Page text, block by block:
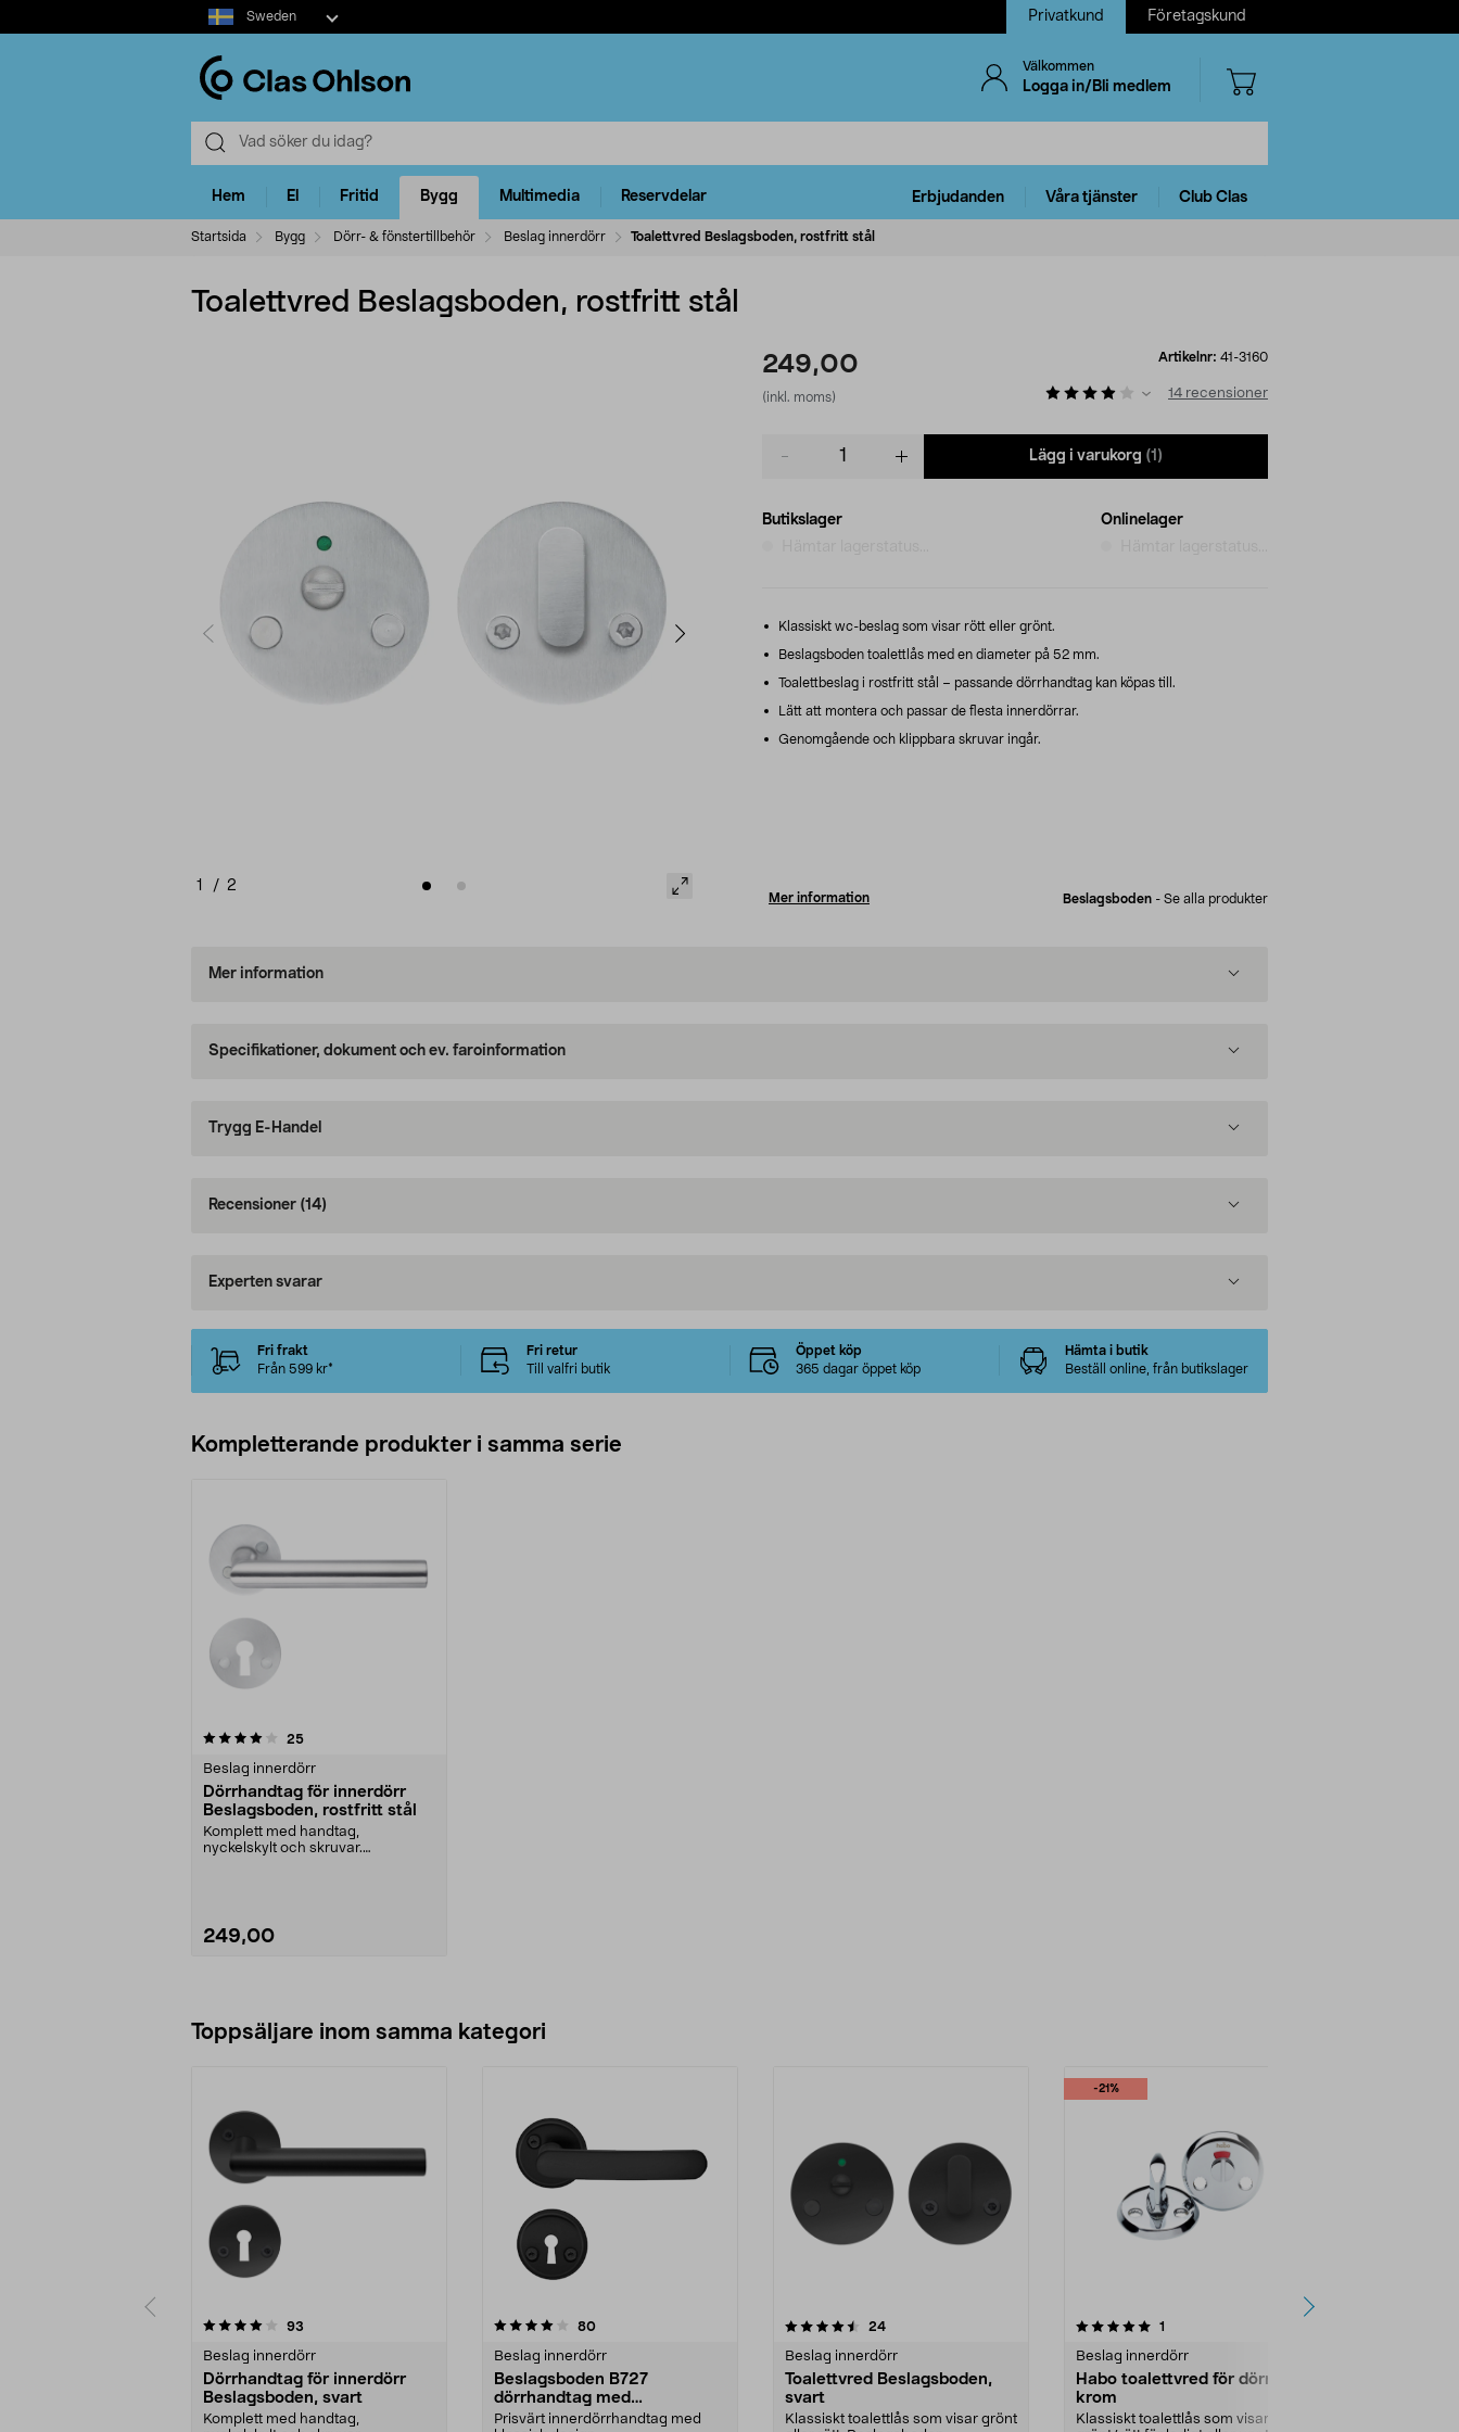
Select
market
Sweden Privatkund Företagskund
Välkommen
Logga in/Bli medlem
Hem El Fritid Bygg Multimedia Reservdelar Erbjudanden Våra tjänster Club Clas
Startsida Bygg Dörr- & fönstertillbehör Beslag innerdörr Toalettvred Beslagsboden, rostfritt stål
Toalettvred Beslagsboden, rostfritt stål
1 / 2
249,00
(inkl. moms)
Artikelnr: 41-3160
14 recensioner
Lägg i varukorg (1)
Butikslager
Onlinelager
Klassiskt wc-beslag som visar rött eller grönt.
Beslagsboden toalettlås med en diameter på 52 mm.
Toalettbeslag i rostfritt stål – passande dörrhandtag kan köpas till.
Lätt att montera och passar de flesta innerdörrar.
Genomgående och klippbara skruvar ingår.
Mer information Beslagsboden - Se alla produkter
Mer information
Specifikationer, dokument och ev. faroinformation
Trygg E-Handel
Recensioner (14)
Experten svarar
Fri frakt
Från 599 kr*
Fri retur
Till valfri butik
Öppet köp
365 dagar öppet köp
Hämta i butik
Beställ online, från butikslager
Kompletterande produkter i samma serie
25recensioner
Beslag innerdörr
Dörrhandtag för innerdörr
Beslagsboden, rostfritt stål
Komplett med handtag,
nyckelskylt och skruvar.
249,00
Toppsäljare inom samma kategori
93
Beslag innerdörr
Dörrhandtag för innerdörr
Beslagsboden, svart
Komplett med handtag,
4.0 av 5 stjärnor 80recensioner
Beslag innerdörr
Beslagsboden B727
dörrhandtag med
nyckelskylt, innerdörr
Prisvärt innerdörrhandtag med
4.5 av 5 stjärnor 24recensioner
Beslag innerdörr
Toalettvred Beslagsboden,
svart
Klassiskt toalettlås som visar grönt
-21%
5.0 av 5 stjärnor 1
Beslag innerdörr
Habo toalettvred för dörr,
krom
Klassiskt toalettlås som visar
4.5 av 5 stjärnor